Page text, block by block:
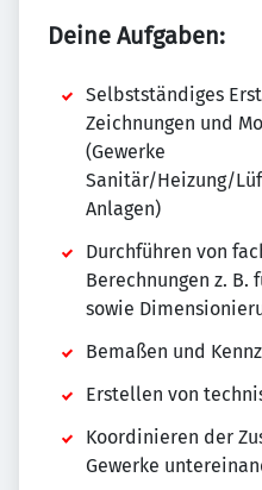
Deine Aufgaben:
Selbstständiges
Zeichnungen und
(Gewerke
Sanitär/Heizung/
Anlagen)
Durchführen von
Berechnungen z. B.
sowie
Bemaßen und
Erstellen von
Koordinieren der
Gewerke